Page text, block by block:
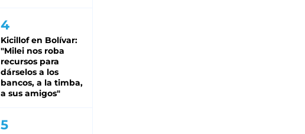
Kicillof en Bolívar:
"Milei nos roba
recursos para
dárselos a los
bancos, a la timba,
a sus amigos"